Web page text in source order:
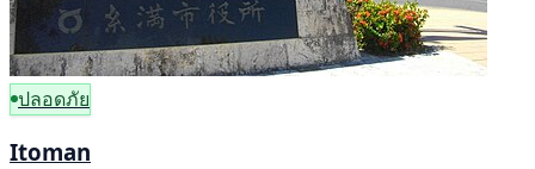
ปลอดภัย
Itoman